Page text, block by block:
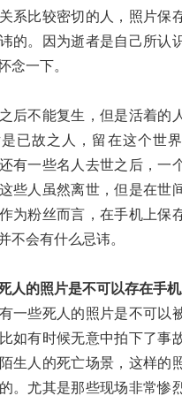
系比较密切的人，照片保
的。因为逝者是自己所认
念一下。
不能复生，但是活着的
已故之人，留在这个世
有一些名人去世之后，一
些人虽然离世，但是在世
为粉丝而言，在手机上保
不会有什么忌讳。
人的照片是不可以存在手
些死人的照片是不可以被
如有时候无意中拍下了事
生人的死亡场景，这样的
。尤其是那些现场非常惨